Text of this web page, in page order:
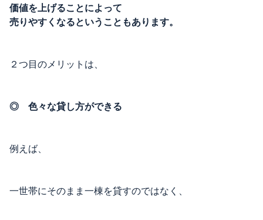
価値を上げることによって
売りやすくなるということもあります。
２つ目のメリットは、
◎ 色々な貸し方ができる
例えば、
一世帯にそのまま一棟を貸すのではなく、